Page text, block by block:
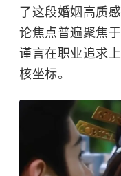
了这段婚姻高质
论焦点普遍聚焦
谨言在职业追求
核坐标。